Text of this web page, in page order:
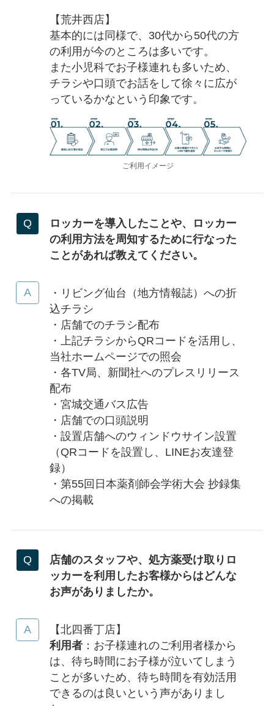
【荒井西店】
基本的には同様で、30代から50代の方
の利用が今のところは多いです。
また小児科でお子様連れも多いため、
チラシや口頭でお話をして徐々に広が
っているかなという印象です。
ご利用イメージ
ロッカーを導入したことや、ロッカー
の利用方法を周知するために行なった
ことがあれば教えてください。
・リビング仙台（地方情報誌）への折
込チラシ
・店舗でのチラシ配布
・上記チラシからQRコードを活用し、
当社ホームページでの照会
・各TV局、新聞社へのプレスリリース
配布
・宮城交通バス広告
・店舗での口頭説明
・設置店舗へのウィンドウサイン設置
（QRコードを設置し、LINEお友達登
録）
・第55回日本薬剤師会学術大会 抄録集
への掲載
店舗のスタッフや、処方薬受け取りロ
ッカーを利用したお客様からはどんな
お声がありましたか。
【北四番丁店】
利用者：お子様連れのご利用者様から
は、待ち時間にお子様が泣いてしまう
ことが多いため、待ち時間を有効活用
できるのは良いという声がありまし